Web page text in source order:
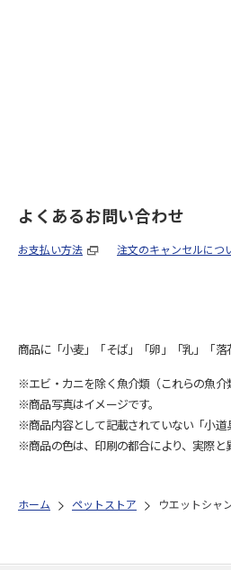
よくあるお問い合わせ
お支払い方法 注文のキャンセルにつ
商品に「小麦」「そば」「卵」「乳」「
※エビ・カニを除く魚介類（これらの魚介
※商品写真はイメージです。
※商品内容として記載されていない「小道
※商品の色は、印刷の都合により、実際と
ホーム ペットストア ウエットシャ